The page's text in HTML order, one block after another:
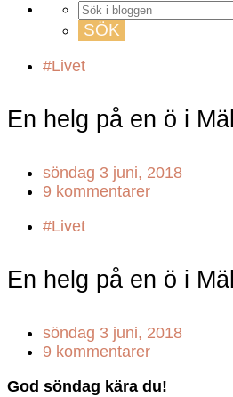
#Livet
En helg på en ö i
söndag 3 juni, 2018
9 kommentarer
#Livet
En helg på en ö i
söndag 3 juni, 2018
9 kommentarer
God söndag kära du!